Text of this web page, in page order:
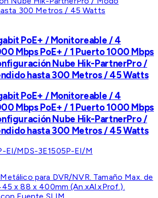
PoE+ / Monitoreable / 4
Mbps PoE+ / 1 Puerto 1000 Mbps
Nube Hik-PartnerPro /
hasta 300 Metros / 45 Watts
PoE+ / Monitoreable / 4
Mbps PoE+ / 1 Puerto 1000 Mbps
Nube Hik-PartnerPro /
hasta 300 Metros / 45 Watts
EI/MDS-3E1505P-EI/M